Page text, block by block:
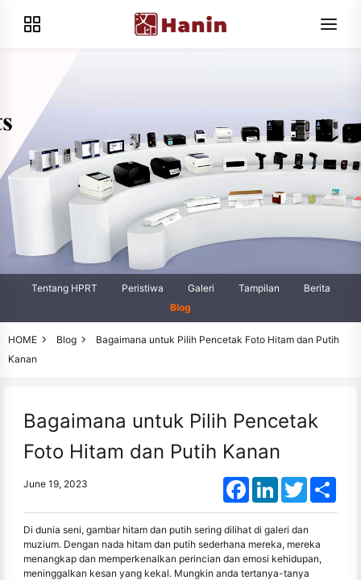
Tentang HPRT Peristiwa Galeri Tampilan
Berita
Blog
HOME Blog
Bagaimana untuk Pilih Pencetak Foto Hitam dan Putih
Kanan
Bagaimana untuk Pilih Pencetak
Foto Hitam dan Putih Kanan
June 19, 2023 FacebookLinkedInTwitter
Di dunia seni, gambar hitam dan putih sering dilihat di galeri dan
muzium. Dengan nada hitam dan putih sederhana mereka, mereka
menangkap dan memperkenalkan perincian dan emosi kehidupan,
meninggalkan kesan yang kekal. Mungkin anda tertanya-tanya